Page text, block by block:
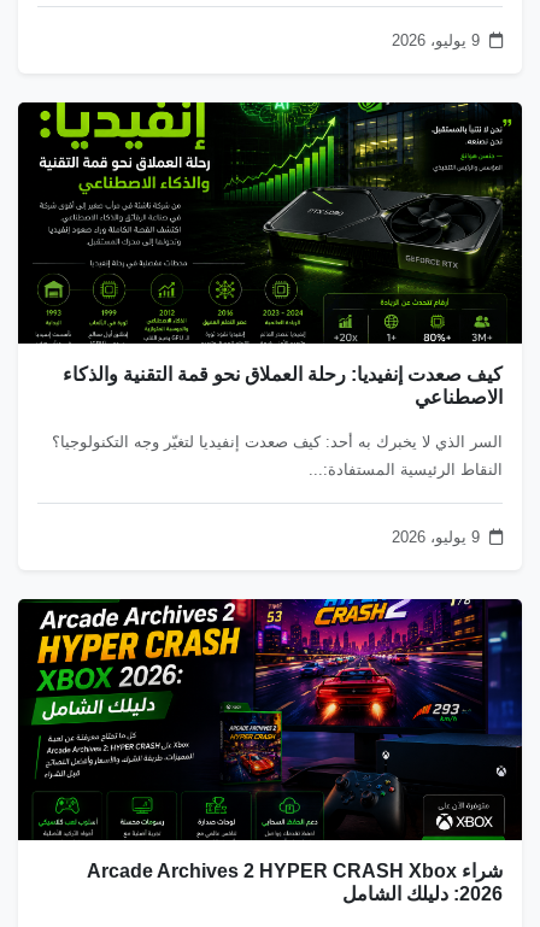
كيف صعدت إنفيديا: رحلة العملاق نحو قمة التقنية والذكاء
الاصطناعي
السر الذي لا يخبرك به أحد: كيف صعدت إنفيديا لتغيّر وجه التكنولوجيا؟
النقاط الرئيسية المستفادة:...
شراء Arcade Archives 2 HYPER CRASH Xbox
2026: دليلك الشامل